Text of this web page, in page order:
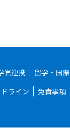
官連携 留学・国際
ライン 免責事項